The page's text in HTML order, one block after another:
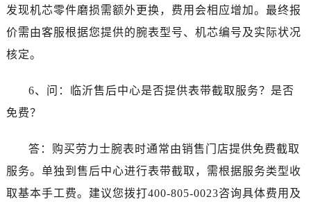
江苏省南通市崇川区工农路57号圆融广场写字楼16层1603室劳力士售后服务中心（需提前预约）
江苏省苏州市苏州工业园区 星港街199号苏州中心办公楼C座22层08室劳力士售后服务中心（需提前预约）
安徽省合肥市蜀山区潜山路111号万象城华润大厦B座12楼03室劳力士售后服务中心（需提前预约）
山东省烟台市芝罘区胜利路139号万达金融中心A座907室劳力士售后服务中心（需提前预约）
吉林省长春市朝阳区西安大路727号中银大厦A座(旺进大厦)18层09室劳力士售后服务中心（需提前预约）
贵州省贵阳市南明区都司高架桥路33号亨特国际金融中心14楼14D劳力士售后服务中心（需提前预约）
发现机芯零件磨损需额外更换，费用会相应增加。最终报
价需由客服根据您提供的腕表型号、机芯编号及实际状况
核定。
6、问：临沂售后中心是否提供表带截取服务？是否
免费？
答：购买劳力士腕表时通常由销售门店提供免费截取
服务。单独到售后中心进行表带截取，需根据服务类型收
取基本手工费。建议您拨打400-805-0023咨询具体费用及